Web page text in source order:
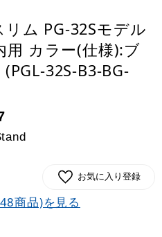
ム PG-32Sモデル
用 カラー(仕様):ブ
32S-B3-BG-
お気に入り登録
商品)を見る